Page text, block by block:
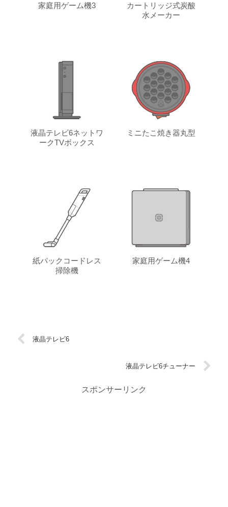
家庭用ゲーム機3
カートリッジ式炭酸
水メーカー
液晶テレビ6ネットワ
ークTVボックス
ミニたこ焼き器丸型
紙パックコードレス
掃除機
家庭用ゲーム機4
液晶テレビ6
液晶テレビ6チューナー
スポンサーリンク